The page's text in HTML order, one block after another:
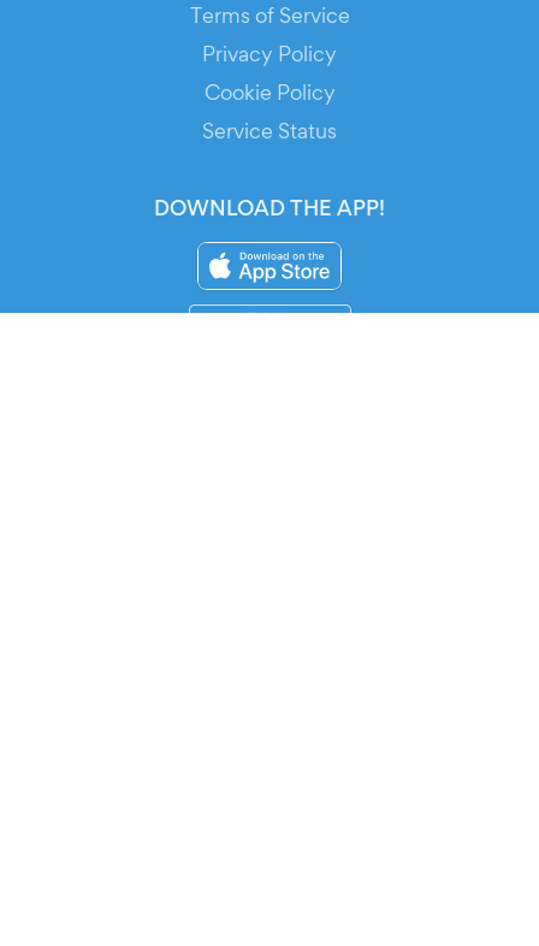
Terms of Service
Privacy Policy
Cookie Policy
Service Status
DOWNLOAD THE APP!